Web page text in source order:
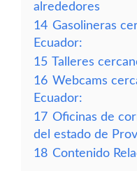
alrededores
14 Gasolineras
Ecuador:
15 Talleres
16 Webcams
Ecuador:
17 Oficinas de
del estado de
18 Contenido